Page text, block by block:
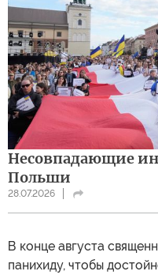
Несовпадающие
Польши
28.07.2026
В конце августа
панихиду, чтобы